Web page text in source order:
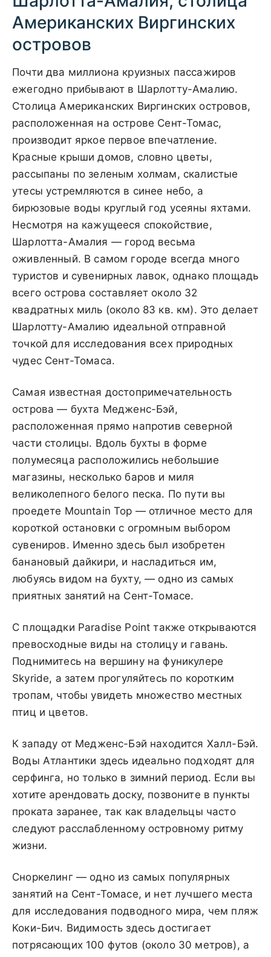
Американских Виргинских
островов
Почти два миллиона круизных пассажиров
ежегодно прибывают в Шарлотту-Амалию.
Столица Американских Виргинских островов,
расположенная на острове Сент-Томас,
производит яркое первое впечатление.
Красные крыши домов, словно цветы,
рассыпаны по зеленым холмам, скалистые
утесы устремляются в синее небо, а
бирюзовые воды круглый год усеяны яхтами.
Несмотря на кажущееся спокойствие,
Шарлотта-Амалия — город весьма
оживленный. В самом городе всегда много
туристов и сувенирных лавок, однако площадь
всего острова составляет около 32
квадратных миль (около 83 кв. км). Это делает
Шарлотту-Амалию идеальной отправной
точкой для исследования всех природных
чудес Сент-Томаса.
Самая известная достопримечательность
острова — бухта Медженс-Бэй,
расположенная прямо напротив северной
части столицы. Вдоль бухты в форме
полумесяца расположились небольшие
магазины, несколько баров и миля
великолепного белого песка. По пути вы
проедете Mountain Top — отличное место для
короткой остановки с огромным выбором
сувениров. Именно здесь был изобретен
банановый дайкири, и насладиться им,
любуясь видом на бухту, — одно из самых
приятных занятий на Сент-Томасе.
С площадки Paradise Point также открываются
превосходные виды на столицу и гавань.
Поднимитесь на вершину на фуникулере
Skyride, а затем прогуляйтесь по коротким
тропам, чтобы увидеть множество местных
птиц и цветов.
К западу от Медженс-Бэй находится Халл-Бэй.
Воды Атлантики здесь идеально подходят для
серфинга, но только в зимний период. Если вы
хотите арендовать доску, позвоните в пункты
проката заранее, так как владельцы часто
следуют расслабленному островному ритму
жизни.
Сноркелинг — одно из самых популярных
занятий на Сент-Томасе, и нет лучшего места
для исследования подводного мира, чем пляж
Коки-Бич. Видимость здесь достигает
потрясающих 100 футов (около 30 метров), а